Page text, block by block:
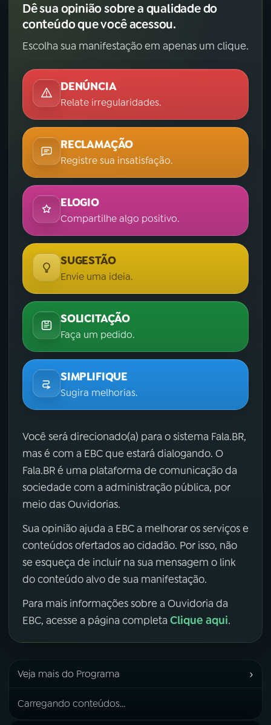
Dê sua opinião sobre a qualidade do
conteúdo que você acessou.
Escolha sua manifestação em apenas um clique.
DENÚNCIA
Relate irregularidades.
RECLAMAÇÃO
Registre sua insatisfação.
ELOGIO
Compartilhe algo positivo.
SUGESTÃO
Envie uma ideia.
SOLICITAÇÃO
Faça um pedido.
SIMPLIFIQUE
Sugira melhorias.
Você será direcionado(a) para o sistema Fala.BR,
mas é com a EBC que estará dialogando. O
Fala.BR é uma plataforma de comunicação da
sociedade com a administração pública, por
meio das Ouvidorias.
Sua opinião ajuda a EBC a melhorar os serviços e
conteúdos ofertados ao cidadão. Por isso, não
se esqueça de incluir na sua mensagem o link
do conteúdo alvo de sua manifestação.
Para mais informações sobre a Ouvidoria da
EBC, acesse a página completa Clique aqui.
Veja mais do Programa ›
Carregando conteúdos...